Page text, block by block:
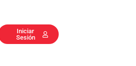
Iniciar
Sesión